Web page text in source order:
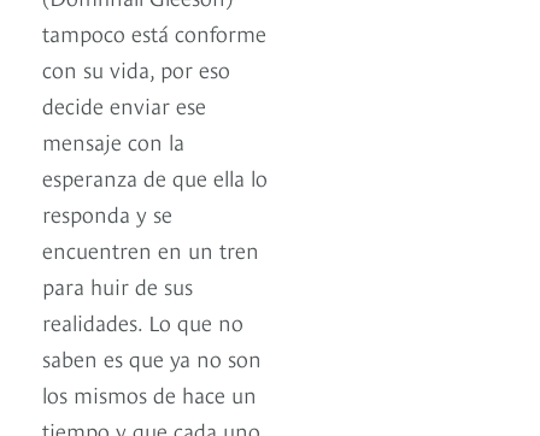
tampoco está conforme
con su vida, por eso
decide enviar ese
mensaje con la
esperanza de que ella lo
responda y se
encuentren en un tren
para huir de sus
realidades. Lo que no
saben es que ya no son
los mismos de hace un
tiempo y que cada uno